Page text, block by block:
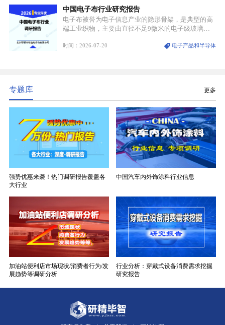
业。
中国电子布行业研究报告
电子布被誉为电子信息产业的隐形骨架，是典型的高
端工业织物，主要由直径不足9微米的电子级玻璃纤
生产制造过程中不可或缺的核心基材。电子布具备高
时间：2026-07-20 电子产品和半导体
专题库 更多
强势优惠来袭！热门调研报告覆盖各
大行业
中国汽车内外饰涂料行业信息
加油站便利店市场现状/消费者行为/发
展趋势等调研分析
行业分析：穿戴式设备消费需求挖掘
研究报告